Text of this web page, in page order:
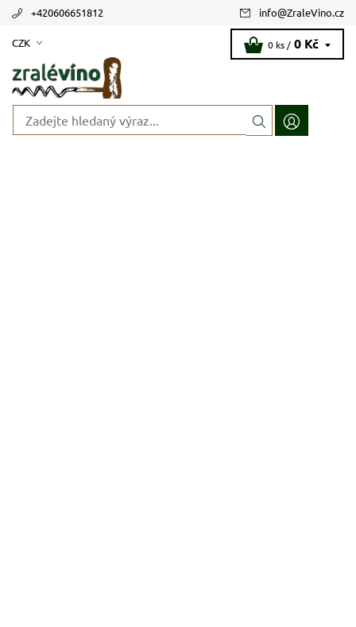
+420606651812 info@ZraleVino.cz
CZK 0 ks / 0 Kč